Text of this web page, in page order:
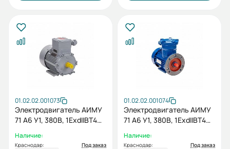
01.02.02.001073
Электродвигатель АИМУ
71 А6 У1, 380В, 1ExdIIBT4
Наличие:
Краснодар: Под заказ
01.02.02.001074
Электродвигатель АИМУ
71 А6 У1, 380В, 1ExdIIBT4
Наличие:
Краснодар: Под заказ